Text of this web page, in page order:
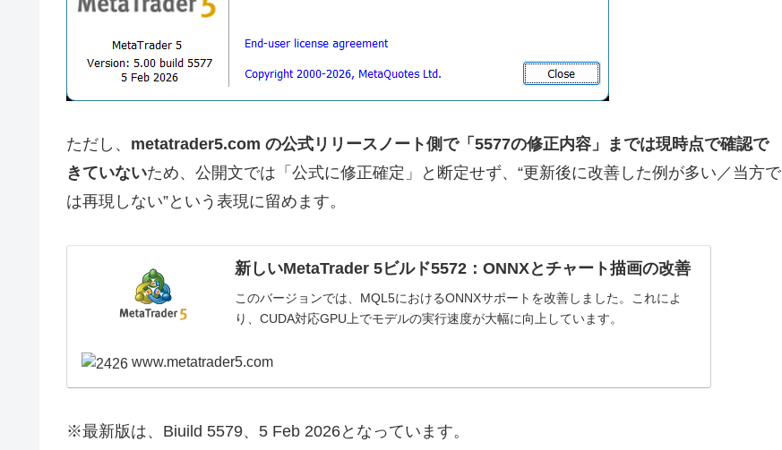
ただし、 metatrader5.com の公式リリースノート側で「5577の修正内容」までは現時点で確認で
きていないため、公開文では「公式に修正確定」と断定せず、“更新後に改善した例が多い／当方で
は再現しない”という表現に留めます。
新しいMetaTrader 5ビルド5572：ONNXとチャート描画の改善
このバージョンでは、MQL5におけるONNXサポートを改善しました。これによ
り、CUDA対応GPU上でモデルの実行速度が大幅に向上しています。
www.metatrader5.com
※最新版は、Biuild 5579、5 Feb 2026となっています。